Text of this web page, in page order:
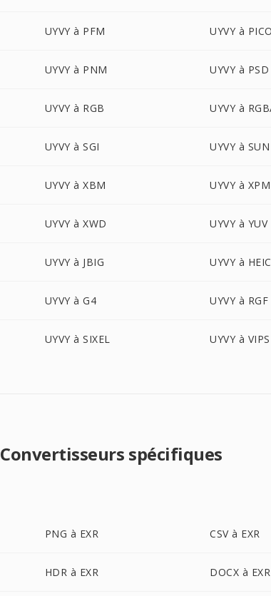
UYVY à PFM UYVY à
UYVY à PNM UYVY à PSD
UYVY à RGB UYVY à
UYVY à SGI UYVY à SUN
UYVY à XBM UYVY à XPM
UYVY à XWD UYVY à YUV
UYVY à JBIG UYVY à HEIC
UYVY à G4 UYVY à RGF
UYVY à SIXEL UYVY à VIPS
Convertisseurs spécifiques
PNG à EXR CSV à EXR
HDR à EXR DOCX à EXR